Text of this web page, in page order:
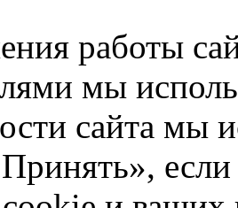
работы
мы
сайта мы
если